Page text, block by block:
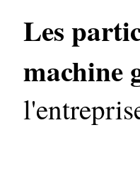
Les
machine